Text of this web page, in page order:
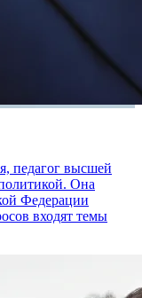
педагог высшей
Она
Федерации
входят темы